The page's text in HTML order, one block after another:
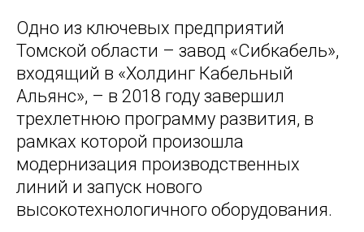
Одно из ключевых предприятий
Томской области – завод «Сибкабель»,
входящий в «Холдинг Кабельный
Альянс», – в 2018 году завершил
трехлетнюю программу развития, в
рамках которой произошла
модернизация производственных
линий и запуск нового
высокотехнологичного оборудования.